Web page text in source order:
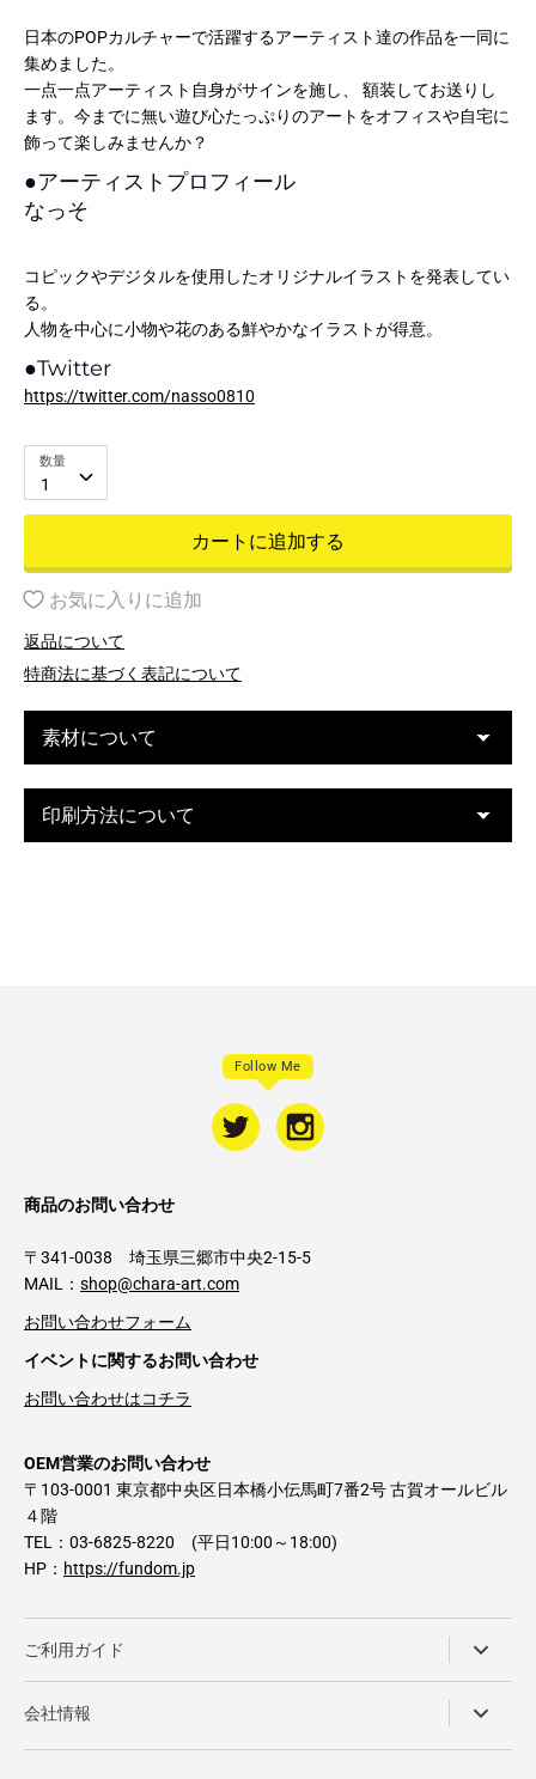
日本のPOPカルチャーで活躍するアーティスト達の作品を一同に
集めました。
一点一点アーティスト自身がサインを施し、 額装してお送りし
ます。今までに無い遊び心たっぷりのアートをオフィスや自宅に
飾って楽しみませんか？
●アーティストプロフィール
なっそ
コピックやデジタルを使用したオリジナルイラストを発表してい
る。
人物を中心に小物や花のある鮮やかなイラストが得意。
●Twitter
https://twitter.com/nasso0810
数量
1
カートに追加する
お気に入りに追加
返品について
特商法に基づく表記について
素材について
印刷方法について
Follow Me
商品のお問い合わせ
〒341-0038 埼玉県三郷市中央2-15-5
MAIL： shop@chara-art.com
お問い合わせフォーム
イベントに関するお問い合わせ
お問い合わせはコチラ
OEM営業のお問い合わせ
〒103-0001 東京都中央区日本橋小伝馬町7番2号 古賀オールビル
４階
TEL：03-6825-8220 (平日10:00～18:00)
HP： https://fundom.jp
ご利用ガイド
会社情報